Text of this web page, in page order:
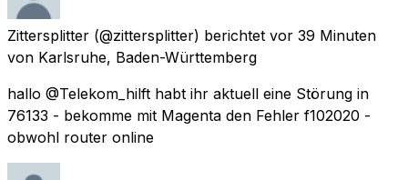
Zittersplitter (@zittersplitter) berichtet vor 39 Minuten
von Karlsruhe, Baden-Württemberg
hallo @Telekom_hilft habt ihr aktuell eine Störung in
76133 - bekomme mit Magenta den Fehler f102020 -
obwohl router online